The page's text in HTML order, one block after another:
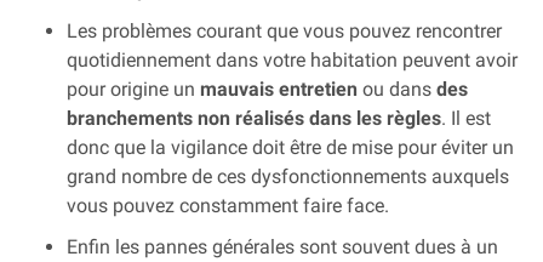
Les problèmes courant que vous pouvez rencontrer
quotidiennement dans votre habitation peuvent avoir
pour origine un mauvais entretien ou dans des
branchements non réalisés dans les règles. Il est
donc que la vigilance doit être de mise pour éviter un
grand nombre de ces dysfonctionnements auxquels
vous pouvez constamment faire face.
Enfin les pannes générales sont souvent dues à un